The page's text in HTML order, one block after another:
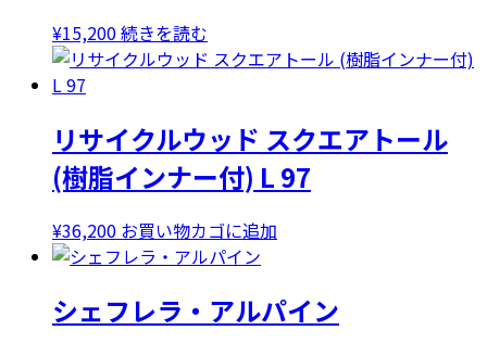
¥15,200続きを読む
リサイクルウッド スクエアトール
(樹脂インナー付) L 97
¥36,200 お買い物カゴに追加
シェフレラ・アルパイン